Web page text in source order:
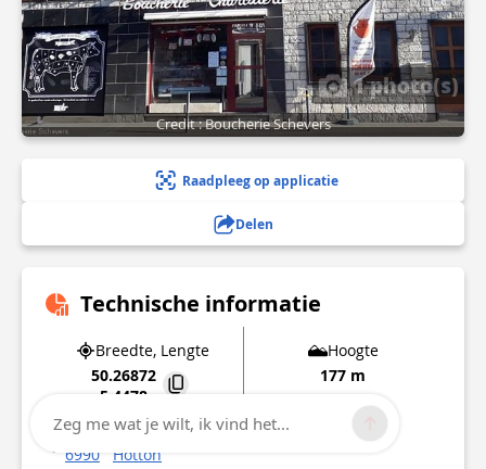
1 photo(s)
Credit : Boucherie Schevers
Raadpleeg op applicatie
Delen
Technische informatie
Breedte, Lengte
50.26872
5.4478
Hoogte
177 m
12 rue des Ecoles
6990
Hotton
Zeg me wat je wilt, ik vind het...